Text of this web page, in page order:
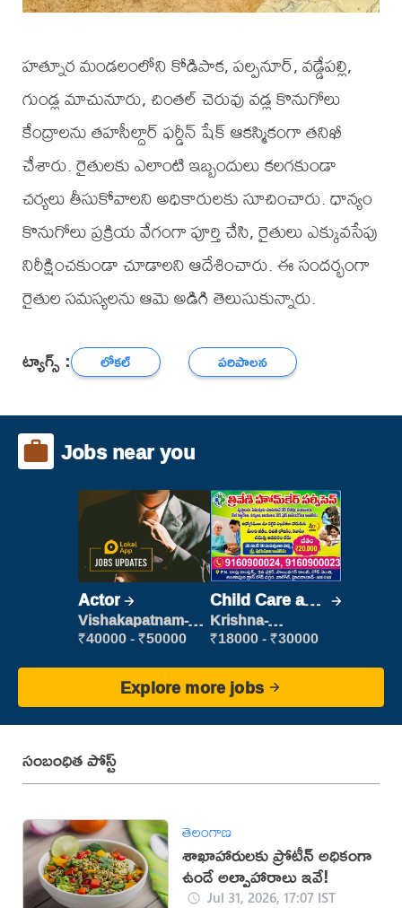
హత్నూర మండలంలోని కోడిపాక, పల్పనూర్, వడ్డేపల్లి,
గుండ్ల మాచునూరు, చింతల్ చెరువు వడ్ల కొనుగోలు
కేంద్రాలను తహసీల్దార్ ఫర్డీన్ షేక్ ఆకస్మికంగా తనిఖీ
చేశారు. రైతులకు ఎలాంటి ఇబ్బందులు కలగకుండా
చర్యలు తీసుకోవాలని అధికారులకు సూచించారు. ధాన్యం
కొనుగోలు ప్రక్రియ వేగంగా పూర్తి చేసి, రైతులు ఎక్కువసేపు
నిరీక్షించకుండా చూడాలని ఆదేశించారు. ఈ సందర్భంగా
రైతుల సమస్యలను ఆమె అడిగి తెలుసుకున్నారు.
ట్యాగ్స్ : లోకల్ పరిపాలన
Jobs near you
Actor
Vishakapatnam-
new
₹40000 - ₹50000
Child Care and
Patient care
Krishna-
vijayawada
₹18000 - ₹30000
Explore more jobs
సంబంధిత పోస్ట్
తెలంగాణ
శాఖాహారులకు ప్రోటీన్ అధికంగా
ఉండే అల్పాహారాలు ఇవే!
Jul 31, 2026, 17:07 IST